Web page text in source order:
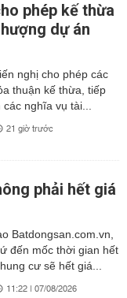
phép kế thừa
dự án
nghị cho phép các
thuận kế thừa, tiếp
nghĩa vụ tài...
21 giờ trước
phải hết giá
Batdongsan.com.vn,
đến mốc thời gian hết
cư sẽ hết giá...
11:22 | 07/08/2026